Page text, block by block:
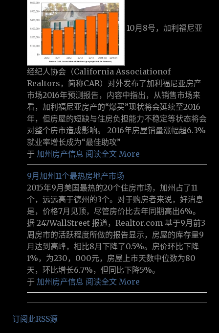
10月8号，加利福尼亚
经纪人协会（California Associationof
Realtors，简称CAR）对外发布了加利福尼亚房产
市场2016年预测报告，内容中指出，从销售市场来
看，加利福尼亚房产的“爆买”现状将会延续至2016
年，但房屋的短缺与住房负担能力不稳定等状态将会
对整个房市造成影响。 2016年房屋销量涨幅超6.3%
就业率增长成为“最佳助攻”
于 加州房产信息 阅读全文 More
9月加州11个最热房地产市场
2015年9月美国最热的20个住房市场，加州占了11
个，远远高于德州的3个。对于购房者来说，好消息
是，价格7月见顶，尽管房价比去年同期高出6%。
据 247WallStreet 报道，Realtor.com 基于9月前3
周房市的活跃程度所做的报告显示，房屋的库存量9
月达到高峰，相比8月下降了0.5%。房价环比下降
1%，为230，000元，房屋上市天数中位数为80
天，环比增长6.7%，但同比下降5%。
于 加州房产信息 阅读全文 More
订阅此RSS源